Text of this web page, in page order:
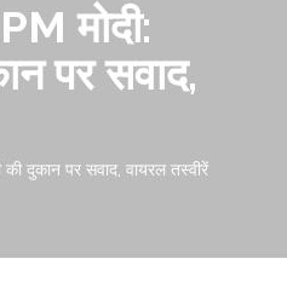
मोदी:
पर सवाद,
की दुकान पर सवाद, वायरल तस्वीरें